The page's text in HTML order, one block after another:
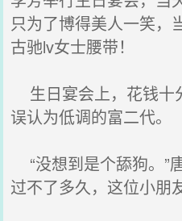
只为了博得美人一笑，
古驰lv女士腰带！
生日宴会上，花钱十
误认为低调的富二代。
“没想到是个舔狗。”
过不了多久，这位小朋